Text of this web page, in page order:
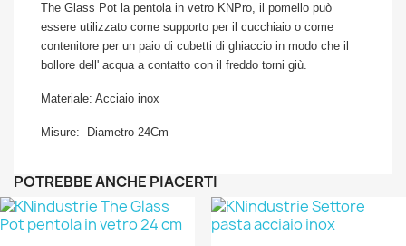
The Glass Pot la pentola in vetro KNPro, il pomello può
essere utilizzato come supporto per il cucchiaio o come
contenitore per un paio di cubetti di ghiaccio in modo che il
bollore dell' acqua a contatto con il freddo torni giù.
Materiale: Acciaio inox
Misure: Diametro 24Cm
POTREBBE ANCHE PIACERTI